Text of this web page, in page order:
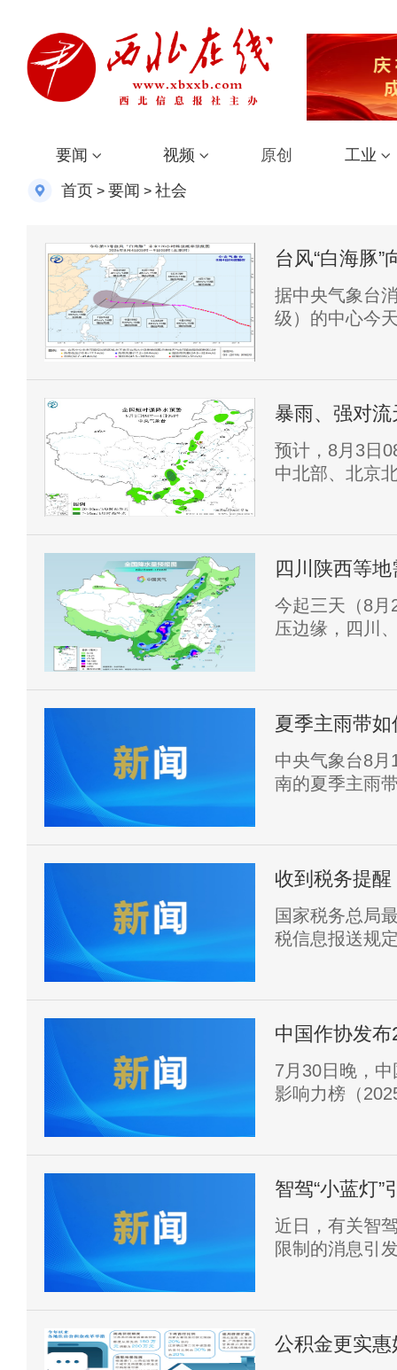
要闻 视频 原创 工业
首页 > 要闻 > 社会
台风“白海豚
无影响
据中央气象台
级）的中心今
风圈半径为
暴雨、强对
有大暴雨
预计，8月3日
中北部、北京
部分地区有大
暴雨，重庆中
四川陕西等
一带高温频现
今起三天（8月
压边缘，四川
多，将退出高
夏季主雨带
中央气象台8
南的夏季主雨
沿海靠近，影
收到税务提
国家税务总局
税信息报送规
中国作协发
7月30日晚，
影响力榜（
智驾“小蓝灯
近日，有关智
限制的消息引
公积金更实惠